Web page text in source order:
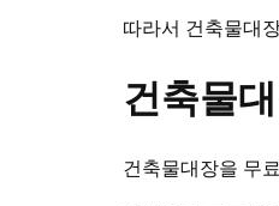
따라서 건축물대
건축물
건축물대장을 무